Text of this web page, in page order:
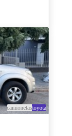
camionetastoyota